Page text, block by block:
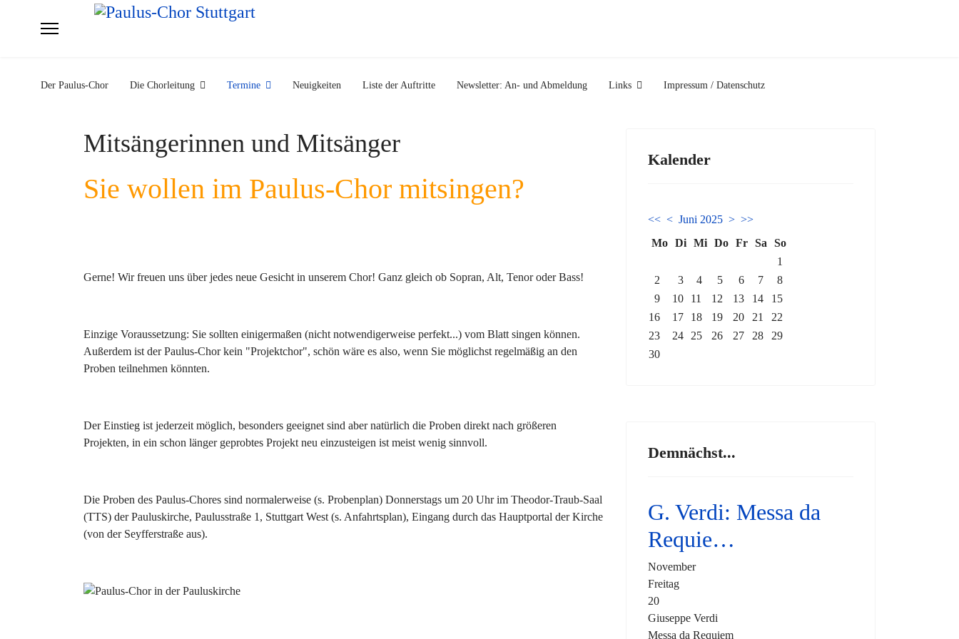
Der Paulus-Chor Die Chorleitung Termine Neuigkeiten Liste der Auftritte Newsletter: An- und Abmeldung Links Impressum / Datenschutz
Mitsängerinnen und Mitsänger
Sie wollen im Paulus-Chor mitsingen?
Gerne! Wir freuen uns über jedes neue Gesicht in unserem Chor! Ganz gleich ob Sopran, Alt, Tenor oder Bass!
Einzige Voraussetzung: Sie sollten einigermaßen (nicht notwendigerweise perfekt...) vom Blatt singen können.
Außerdem ist der Paulus-Chor kein "Projektchor", schön wäre es also, wenn Sie möglichst regelmäßig an den
Proben teilnehmen könnten.
Der Einstieg ist jederzeit möglich, besonders geeignet sind aber natürlich die Proben direkt nach größeren
Projekten, in ein schon länger geprobtes Projekt neu einzusteigen ist meist wenig sinnvoll.
Die Proben des Paulus-Chores sind normalerweise (s. Probenplan) Donnerstags um 20 Uhr im Theodor-Traub-Saal
(TTS) der Pauluskirche, Paulusstraße 1, Stuttgart West (s. Anfahrtsplan), Eingang durch das Hauptportal der Kirche
(von der Seyfferstraße aus).
Kalender
<< < Juni 2025 > >>
Mo Di Mi Do Fr Sa
So
1
2
3 4 5 6 7
8
9
10 11 12 13 14
15
16
17 18 19 20 21
22
23
24 25 26 27 28
29
30
Demnächst...
G. Verdi: Messa da
Requie…
November
Freitag
20
Giuseppe Verdi
Messa da Requiem